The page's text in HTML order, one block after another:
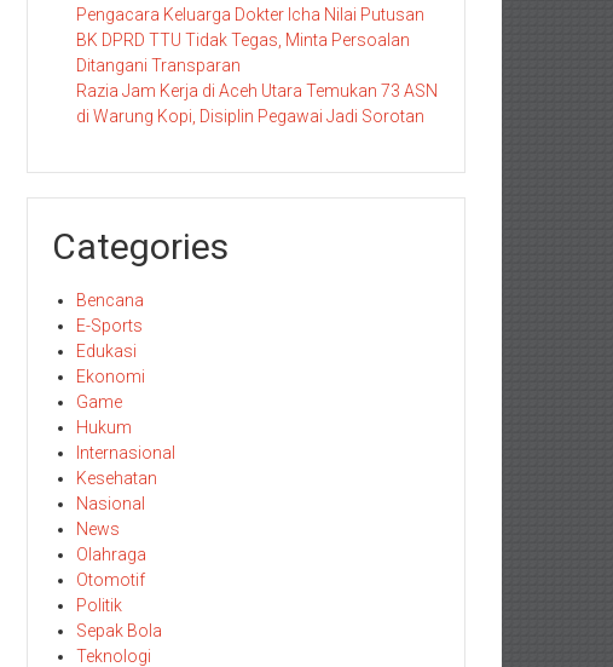
Pengacara Keluarga Dokter Icha Nilai Putusan
BK DPRD TTU Tidak Tegas, Minta Persoalan
Ditangani Transparan
Razia Jam Kerja di Aceh Utara Temukan 73 ASN
di Warung Kopi, Disiplin Pegawai Jadi Sorotan
Categories
Bencana
E-Sports
Edukasi
Ekonomi
Game
Hukum
Internasional
Kesehatan
Nasional
News
Olahraga
Otomotif
Politik
Sepak Bola
Teknologi